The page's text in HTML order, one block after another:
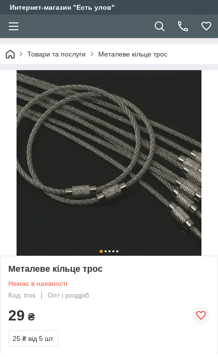
Интернет-магазин "Есть улов"
Товари та послуги Металеве кільце трос
Металеве кільце трос
Немає в наявності
Код: tros
Опт і роздріб
29 ₴
25 ₴ від 5 шт.